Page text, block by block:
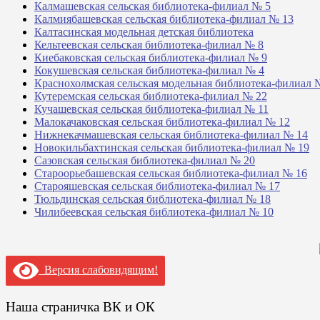
Калмашевская сельская библиотека-филиал № 5
Калмиябашевская сельская библиотека-филиал № 13
Калтасинская модельная детская библиотека
Кельтеевская сельская библиотека-филиал № 8
Киебаковская сельская библиотека-филиал № 9
Кокушевская сельская библиотека-филиал № 4
Краснохолмская сельская модельная библиотека-филиал
Кутеремская сельская библиотека-филиал № 22
Кучашевская сельская библиотека-филиал № 11
Малокачаковская сельская библиотека-филиал № 12
Нижнекачмашевская сельская библиотека-филиал № 14
Новокильбахтинская сельская библиотека-филиал № 19
Сазовская сельская библиотека-филиал № 20
Староорьебашевская сельская библиотека-филиал № 16
Старояшевская сельская библиотека-филиал № 17
Тюльдинская сельская библиотека-филиал № 18
Чилибеевская сельская библиотека-филиал № 10
Версия слабовидящим!
Наша страничка ВК и ОК